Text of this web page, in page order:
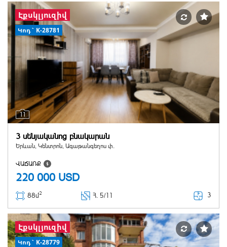
11
Կոդ` K-28781
Էքսկլյուզիվ
3 սենյականոց բնակարան
Երևան, Կենտրոն, Ագաթանգեղոս փ.
ՎԱՃԱՌՔ
220 000 USD
88մ2 Հ. 5/11 3
Կոդ` K-28779
Էքսկլյուզիվ